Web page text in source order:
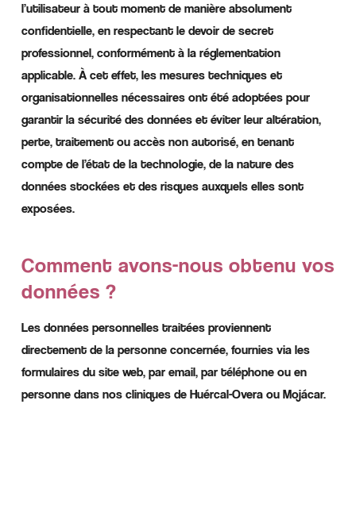
l’utilisateur à tout moment de manière absolument
confidentielle, en respectant le devoir de secret
professionnel, conformément à la réglementation
applicable. À cet effet, les mesures techniques et
organisationnelles nécessaires ont été adoptées pour
garantir la sécurité des données et éviter leur altération,
perte, traitement ou accès non autorisé, en tenant
compte de l’état de la technologie, de la nature des
données stockées et des risques auxquels elles sont
exposées.
Comment avons-nous obtenu vos
données ?
Les données personnelles traitées proviennent
directement de la personne concernée, fournies via les
formulaires du site web, par email, par téléphone ou en
personne dans nos cliniques de Huércal-Overa ou Mojácar.